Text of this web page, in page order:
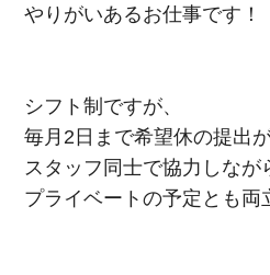
やりがいあるお仕事です！
シフト制ですが、
毎月2日まで希望休の提出
スタッフ同士で協力しなが
プライベートの予定とも両